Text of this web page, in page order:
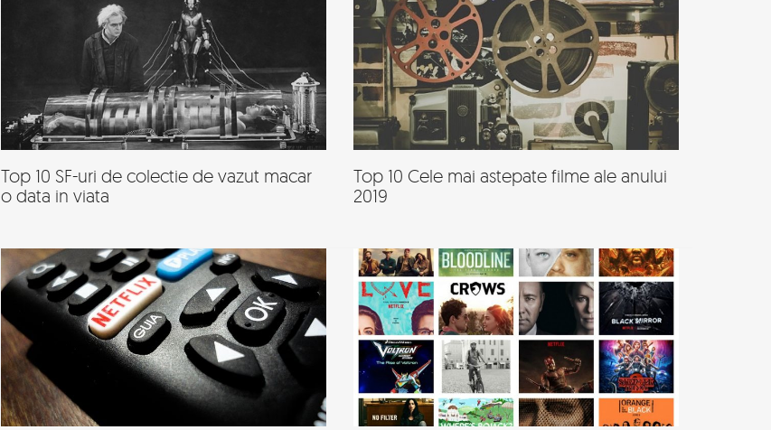
Top 10 SF-uri de colectie de vazut macar
o data in viata
Top 10 Cele mai astepate filme ale anului
2019